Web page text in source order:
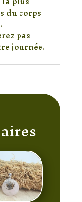
du corps
pas
journée.